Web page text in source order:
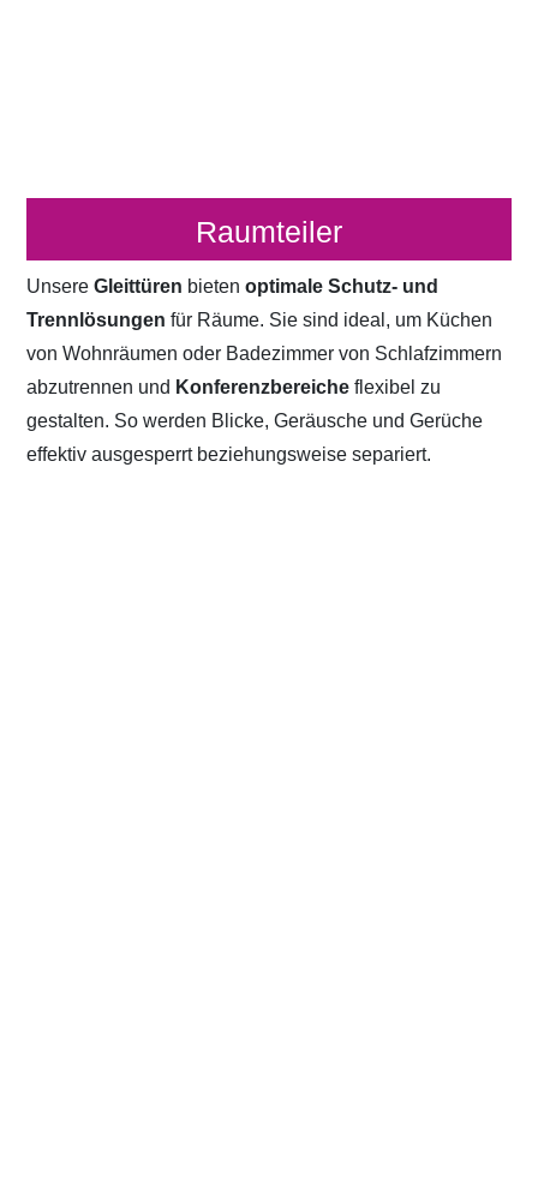
Raumteiler
UnsereGleittüren bietenoptimale Schutz- und
Trennlösungen für Räume. Sie sind ideal, um Küchen
von Wohnräumen oder Badezimmer von Schlafzimmern
abzutrennen und Konferenzbereicheflexibel zu
gestalten. So werden Blicke, Geräusche und Gerüche
effektiv ausgesperrt beziehungsweise separiert.